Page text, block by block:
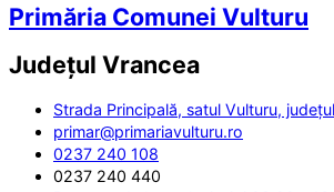
Primăria Comunei Vulturu
Județul Vrancea
Strada Principală, satul Vulturu,
primar@primariavulturu.ro
0237 240 108
0237 240 440